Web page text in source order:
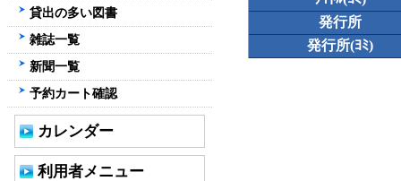
発行所
発行所(ﾖﾐ)
貸出の多い図書
雑誌一覧
新聞一覧
予約カート確認
カレンダー
利用者メニュー